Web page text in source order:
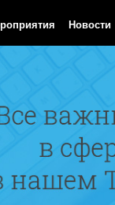
Новости